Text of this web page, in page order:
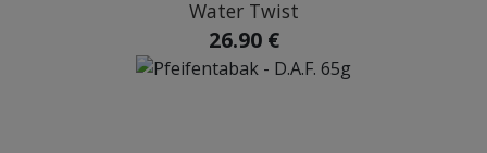
Water Twist
26.90 €